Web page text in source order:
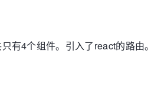
有4个组件。引入了react的路由